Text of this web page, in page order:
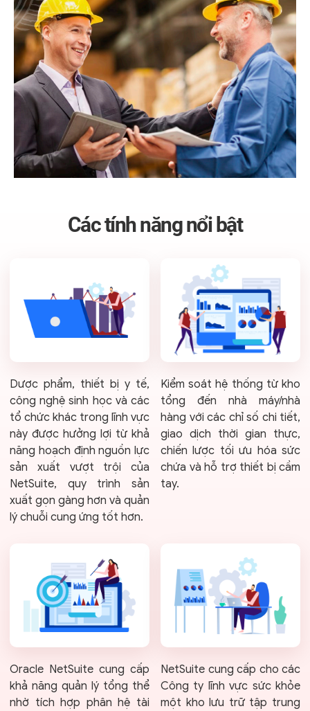
Các tính năng nổi bật
Dược phẩm, thiết bị y tế,
công nghệ sinh học và các
tổ chức khác trong lĩnh vực
này được hưởng lợi từ khả
năng hoạch định nguồn lực
sản xuất vượt trội của
NetSuite, quy trình sản
xuất gọn gàng hơn và quản
lý chuỗi cung ứng tốt hơn.
Kiểm soát hệ thống từ kho
tổng đến nhà máy/nhà
hàng với các chỉ số chi tiết,
giao dịch thời gian thực,
chiến lược tối ưu hóa sức
chứa và hỗ trợ thiết bị cầm
tay.
Oracle NetSuite cung cấp
khả năng quản lý tổng thể
nhờ tích hợp phân hệ tài
NetSuite cung cấp cho các
Công ty lĩnh vực sức khỏe
một kho lưu trữ tập trung